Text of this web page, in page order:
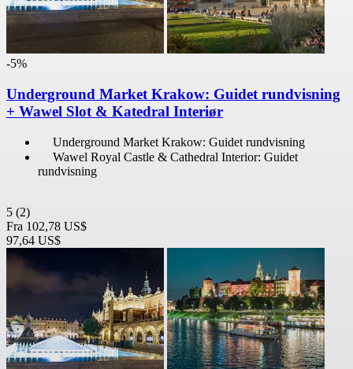
-5%
Underground Market Krakow: Guidet rundvisning
+ Wawel Slot & Katedral Interiør
Underground Market Krakow: Guidet rundvisning
Wawel Royal Castle & Cathedral Interior: Guidet
rundvisning
5 (2)
Fra 102,78 US$
97,64 US$